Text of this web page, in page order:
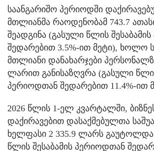
საანგარიშო პერიოდში
მთლიანმა რაოდენობამ 743.7
შეადგინა (გასული წლის
შედარებით 3.5%-ით მეტი), ხოლო
მთლიანი დანახარჯები
ლარით განისაზღვრა (გასული
პერიოდთან შედარებით 11.4%-ით
2026 წლის 1-ელ კვარტალში,
დაქირავებით დასაქმებულთა
ხელფასი 2 335.9 ლარს
წლის შესაბამის პერიოდთან